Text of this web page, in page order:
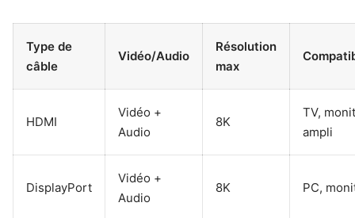
Type de
câble
Vidéo/Audio
Résolution
max
HDMI
Vidéo +
Audio
8K
TV,
ampli
DisplayPort
Vidéo +
Audio
8K PC,